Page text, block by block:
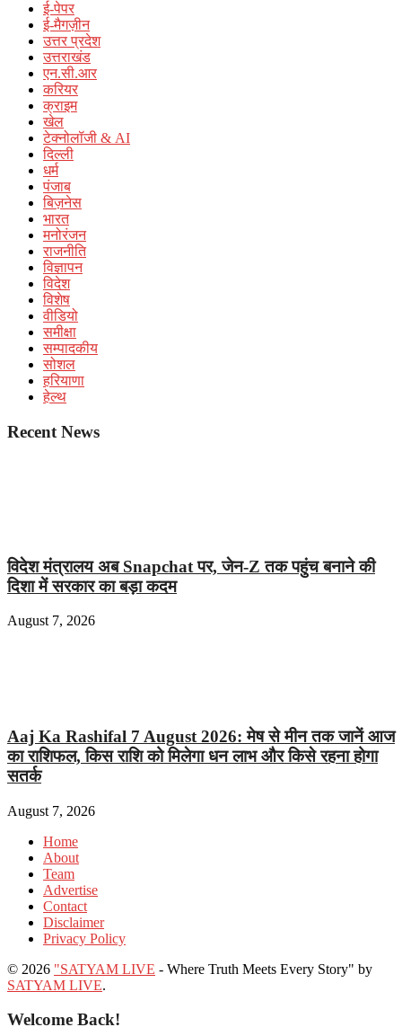
ई-पेपर
ई-मैगज़ीन
उत्तर प्रदेश
उत्तराखंड
एन.सी.आर
करियर
क्राइम
खेल
टेक्नोलॉजी & AI
दिल्ली
धर्म
पंजाब
बिज़नेस
भारत
मनोरंजन
राजनीति
विज्ञापन
विदेश
विशेष
वीडियो
समीक्षा
सम्पादकीय
सोशल
हरियाणा
हेल्थ
Recent News
विदेश मंत्रालय अब Snapchat पर, जेन-Z तक पहुंच बनाने की
दिशा में सरकार का बड़ा कदम
August 7, 2026
Aaj Ka Rashifal 7 August 2026: मेष से मीन तक जानें आज
का राशिफल, किस राशि को मिलेगा धन लाभ और किसे रहना होगा
सतर्क
August 7, 2026
Home
About
Team
Advertise
Contact
Disclaimer
Privacy Policy
© 2026 "SATYAM LIVE - Where Truth Meets Every Story" by
SATYAM LIVE.
Welcome Back!